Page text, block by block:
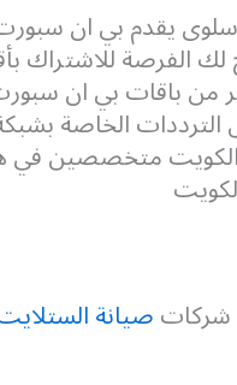
يقدم بي ان
الفرصة للاشتراك
من باقات بي ان
الترددات الخاصة
متخصصين في هذا
صيانة